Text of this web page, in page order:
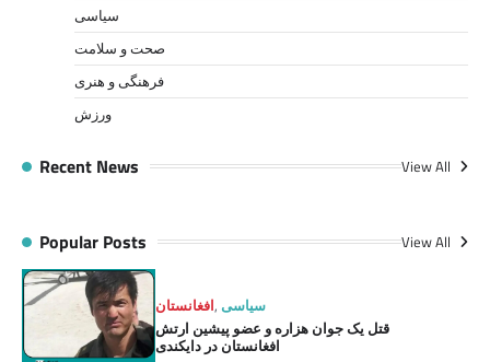
سیاسی
صحت و سلامت
فرهنگی و هنری
ورزش
Recent News View All
Popular Posts View All
افغانستان,سیاسی
قتل یک جوان هزاره و عضو پیشین ارتش
افغانستان در دایکندی